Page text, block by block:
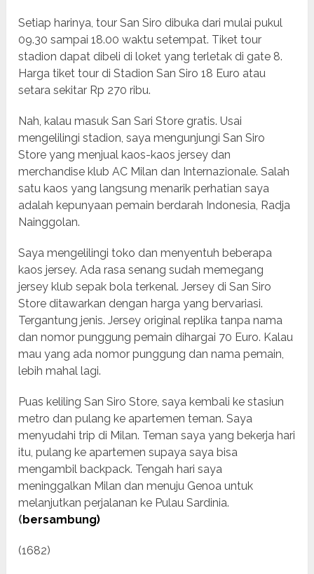
Setiap harinya, tour San Siro dibuka dari mulai pukul
09.30 sampai 18.00 waktu setempat. Tiket tour
stadion dapat dibeli di loket yang terletak di gate 8.
Harga tiket tour di Stadion San Siro 18 Euro atau
setara sekitar Rp 270 ribu.
Nah, kalau masuk San Sari Store gratis. Usai
mengelilingi stadion, saya mengunjungi San Siro
Store yang menjual kaos-kaos jersey dan
merchandise klub AC Milan dan Internazionale. Salah
satu kaos yang langsung menarik perhatian saya
adalah kepunyaan pemain berdarah Indonesia, Radja
Nainggolan.
Saya mengelilingi toko dan menyentuh beberapa
kaos jersey. Ada rasa senang sudah memegang
jersey klub sepak bola terkenal. Jersey di San Siro
Store ditawarkan dengan harga yang bervariasi.
Tergantung jenis. Jersey original replika tanpa nama
dan nomor punggung pemain dihargai 70 Euro. Kalau
mau yang ada nomor punggung dan nama pemain,
lebih mahal lagi.
Puas keliling San Siro Store, saya kembali ke stasiun
metro dan pulang ke apartemen teman. Saya
menyudahi trip di Milan. Teman saya yang bekerja hari
itu, pulang ke apartemen supaya saya bisa
mengambil backpack. Tengah hari saya
meninggalkan Milan dan menuju Genoa untuk
melanjutkan perjalanan ke Pulau Sardinia.
(bersambung)
(1682)